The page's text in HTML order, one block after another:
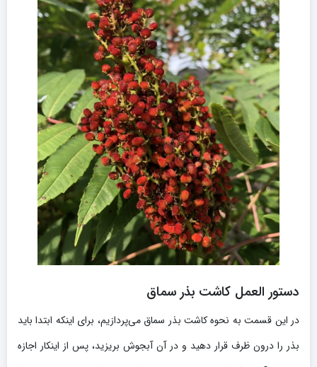
دستور العمل کاشت بذر سماق
در این قسمت به نحوه کاشت بذر سماق می‌پردازیم، برای اینکه ابتدا باید
بذر را درون ظرف قرار دهید و در آن آبجوش بریزید، پس از اینکار اجازه